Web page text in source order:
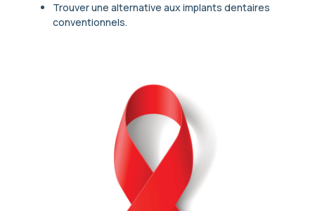
Trouver une alternative aux implants dentaires
conventionnels.